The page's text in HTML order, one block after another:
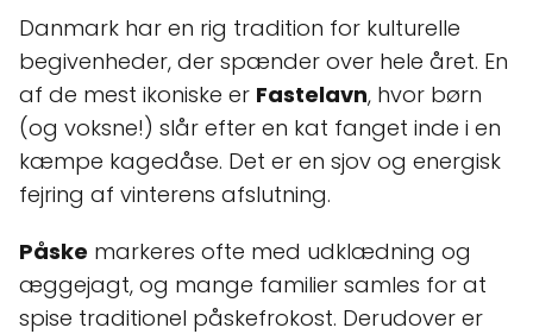
Danmark har en rig tradition for kulturelle
begivenheder, der spænder over hele året. En
af de mest ikoniske er Fastelavn, hvor børn
(og voksne!) slår efter en kat fanget inde i en
kæmpe kagedåse. Det er en sjov og energisk
fejring af vinterens afslutning.
Påske markeres ofte med udklædning og
æggejagt, og mange familier samles for at
spise traditionel påskefrokost. Derudover er